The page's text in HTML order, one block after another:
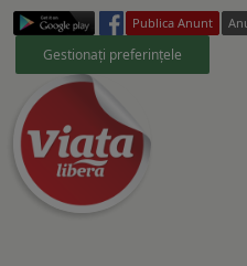
Publica Anunt
Gestionați preferințele